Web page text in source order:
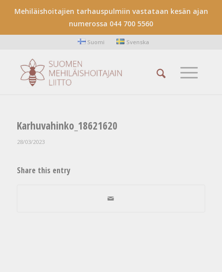
Mehiläishoitajien tarhauspulmiin vastataan kesän ajan
numerossa 044 700 5560
Suomi Svenska
Karhuvahinko_18621620
28/03/2023
Share this entry